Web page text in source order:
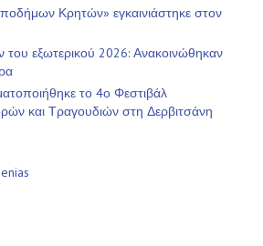
Κρητών» εγκαινιάστηκε στον
του εξωτερικού 2026: Ανακοινώθηκαν
το 4ο Φεστιβάλ
και Τραγουδιών στη Δερβιτσάνη